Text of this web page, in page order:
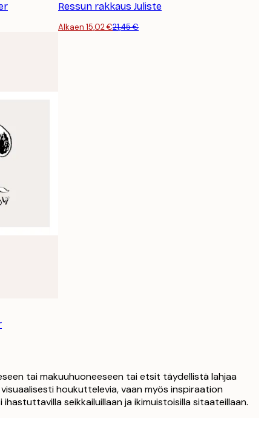
Ressun rakkaus Juliste
Alkaen 15,02 €21,45 €
tai makuuhuoneeseen tai etsit täydellistä lahjaa
houkuttelevia, vaan myös inspiraation
seikkailuillaan ja ikimuistoisilla sitaateillaan.